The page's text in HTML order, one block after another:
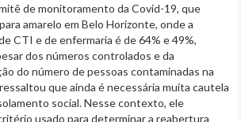
de monitoramento da Covid-19, que
amarelo em Belo Horizonte, onde a
CTI e de enfermaria é de 64% e 49%,
dos números controlados e da
do número de pessoas contaminadas na
que ainda é necessária muita cautela
social. Nesse contexto, ele
usado para determinar a reabertura